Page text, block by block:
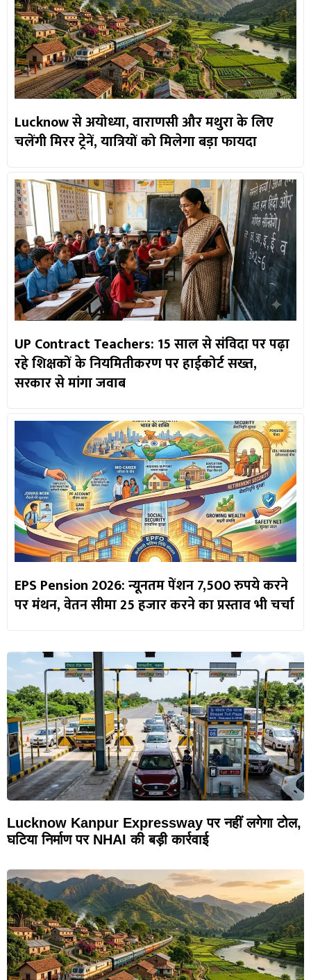
Lucknow से अयोध्या, वाराणसी और मथुरा के लिए
चलेंगी मिरर ट्रेनें, यात्रियों को मिलेगा बड़ा फायदा
UP Contract Teachers: 15 साल से संविदा पर पढ़ा
रहे शिक्षकों के नियमितीकरण पर हाईकोर्ट सख्त,
सरकार से मांगा जवाब
EPS Pension 2026: न्यूनतम पेंशन 7,500 रुपये करने
पर मंथन, वेतन सीमा 25 हजार करने का प्रस्ताव भी चर्चा
Lucknow Kanpur Expressway पर नहीं लगेगा टोल,
घटिया निर्माण पर NHAI की बड़ी कार्रवाई